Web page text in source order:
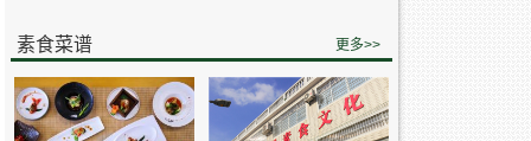
素食菜谱 更多>>